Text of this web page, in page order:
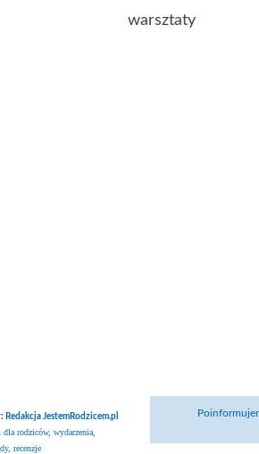
Redakcja JestemRodzicem.pl
dla rodziców, wydarzenia,
recenzje